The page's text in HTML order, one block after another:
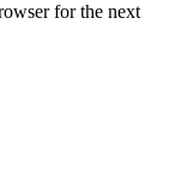
for the next